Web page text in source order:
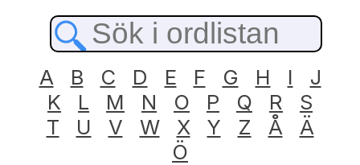
A B C D E F G H I
J
K
L M N O P Q R
S
T
U V W X Y Z Å
Ä
Ö